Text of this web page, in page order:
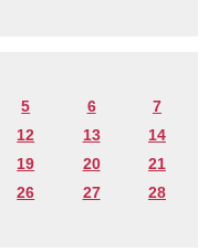
5 6
7
12 13
14
19 20
21
26 27
28